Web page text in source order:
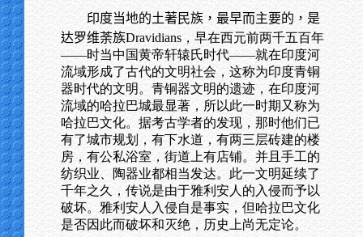
印度当地的土著民族，最早而主要的，是
达罗维荼族Dravidians，早在西元前两千五百年
——时当中国黄帝轩辕氏时代——就在印度河
流域形成了古代的文明社会，这称为印度青铜
器时代的文明。青铜器文明的遗迹，在印度河
流域的哈拉巴城最显著，所以此一时期又称为
哈拉巴文化。据考古学者的发现，那时他们已
有了城市规划，有下水道，有两三层砖建的楼
房，有公私浴室，街道上有店铺。并且手工的
纺织业、陶器业都相当发达。此一文明延续了
千年之久，传说是由于雅利安人的入侵而予以
破坏。雅利安人入侵自是事实，但哈拉巴文化
是否因此而破坏和灭绝，历史上尚无定论。